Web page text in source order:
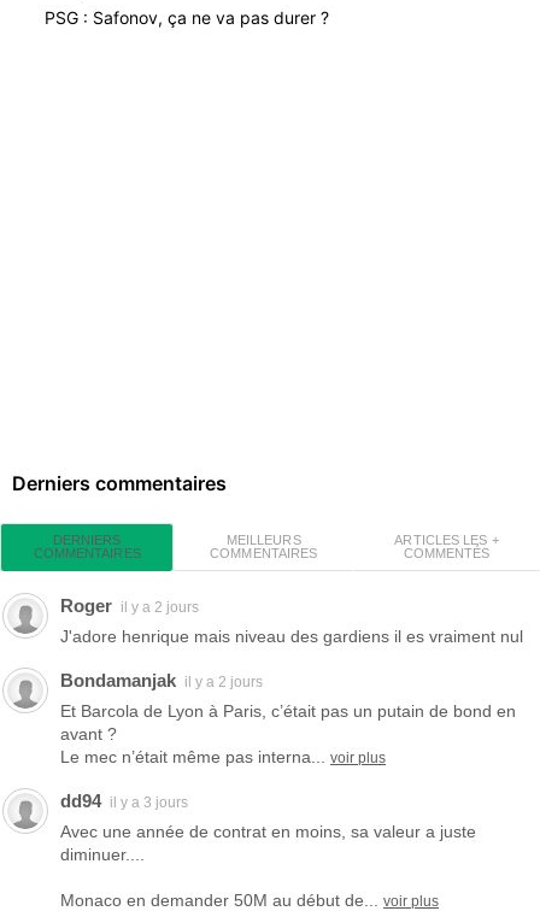
PSG : Safonov, ça ne va pas durer ?
Derniers commentaires
DERNIERS
COMMENTAIRES
MEILLEURS
COMMENTAIRES
ARTICLES LES +
COMMENTÉS
Roger il y a 2 jours
J'adore henrique mais niveau des gardiens il es vraiment nul
Bondamanjak il y a 2 jours
Et Barcola de Lyon à Paris, c’était pas un putain de bond en
avant ?
Le mec n’était même pas interna...
voir plus
dd94 il y a 3 jours
Avec une année de contrat en moins, sa valeur a juste
diminuer....
Monaco en demander 50M au début de... voir plus